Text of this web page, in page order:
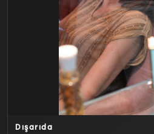
Detaylar
Dışarıda